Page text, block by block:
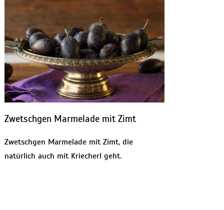
Zwetschgen Marmelade mit Zimt
Zwetschgen Marmelade mit Zimt, die
natürlich auch mit Kriecherl geht.